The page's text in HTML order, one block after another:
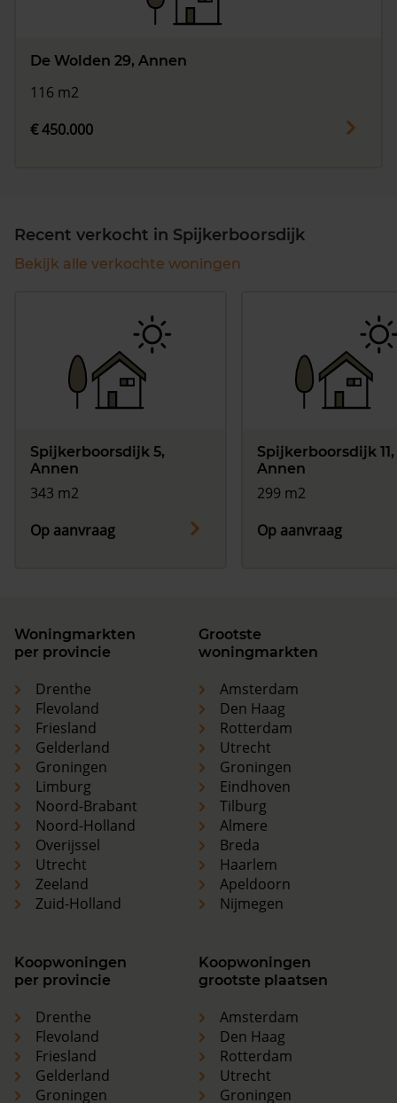
De Wolden 29, Annen
116 m2
€ 450.000
Recent verkocht in Spijkerboorsdijk
Bekijk alle verkochte woningen
Spijkerboorsdijk 5,
Annen
343 m2
Op aanvraag
Spijkerboorsdijk 11,
Annen
299 m2
Op aanvraag
Woningmarkten
per provincie
Drenthe
Flevoland
Friesland
Gelderland
Groningen
Limburg
Noord-Brabant
Noord-Holland
Overijssel
Utrecht
Zeeland
Zuid-Holland
Grootste
woningmarkten
Amsterdam
Den Haag
Rotterdam
Utrecht
Groningen
Eindhoven
Tilburg
Almere
Breda
Haarlem
Apeldoorn
Nijmegen
Koopwoningen
per provincie
Drenthe
Flevoland
Friesland
Gelderland
Groningen
Koopwoningen
grootste plaatsen
Amsterdam
Den Haag
Rotterdam
Utrecht
Groningen